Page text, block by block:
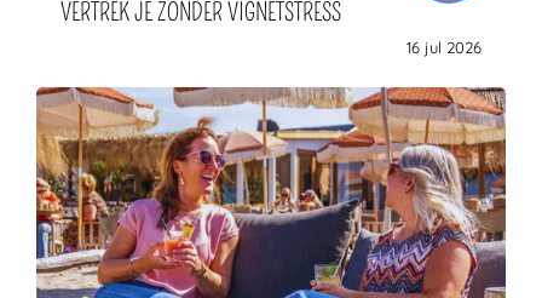
VERTREK JE ZONDER VIGNETSTRESS
16 jul 2026